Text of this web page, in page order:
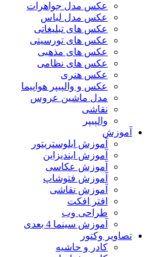
عکس مدل جواهرات
عکس مدل لباس
عکس های تبلیغاتی
عکس های تورسیتی
عکس های مذهبی
عکس های نظامی
عکس هنری
عکس و والپیپر هواپیما
مدل ماشین عروس
نقاشی
والپیپر
آموزش
آموزش ایلوستریتور
آموزش ایندیزاین
آموزش عکاسی
آموزش فتوشاپ
آموزش نقاشی
افتر افکت
طراحی وب
آموزش سینما 4 بعدی
تصاویر وکتور
کادر و حاشیه